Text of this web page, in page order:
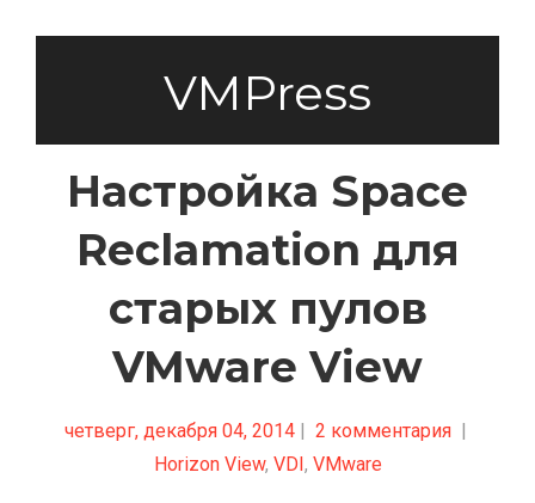
VMPress
Настройка Space
Reclamation для
старых пулов
VMware View
четверг, декабря 04, 2014| 2 комментария |
Horizon View, VDI, VMware